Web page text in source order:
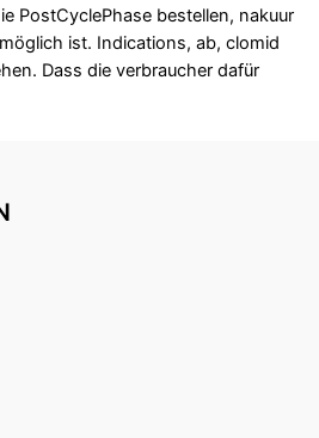
PostCyclePhase bestellen, nakuur
ist. Indications, ab, clomid
Dass die verbraucher dafür